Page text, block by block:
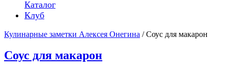
Каталог
Клуб
Кулинарные заметки Алексея Онегина / Соус для макарон
Соус для макарон